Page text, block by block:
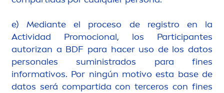
e) Mediante el proceso de registro en la
Actividad Promocional, los Participantes
autorizan a BDF para hacer uso de los datos
personales suministrados para fines
informativos. Por ningún motivo esta base de
datos será compartida con terceros con fines